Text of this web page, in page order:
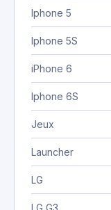
Iphone 5
Iphone 5S
iPhone 6
Iphone 6S
Jeux
Launcher
LG
LG G3